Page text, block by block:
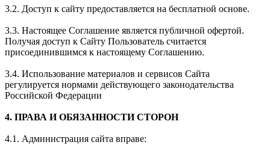
3.2. Доступ к сайту предоставляется на бесплатной основе.
3.3. Настоящее Соглашение является публичной офертой.
Получая доступ к Сайту Пользователь считается
присоединившимся к настоящему Соглашению.
3.4. Использование материалов и сервисов Сайта
регулируется нормами действующего законодательства
Российской Федерации
4. ПРАВА И ОБЯЗАННОСТИ СТОРОН
4.1. Администрация сайта вправе: